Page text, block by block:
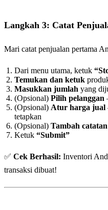
Langkah 3: Catat
Mari catat penjualan pertama
Dari menu utama, ketuk
Temukan dan ketuk
Masukkan jumlah yang
(Opsional) Pilih pelanggan
(Opsional) Atur harga jual
tetapkan
(Opsional) Tambah catatan
Ketuk “Submit”
✅ Cek Berhasil: Inventori
transaksi dibuat!